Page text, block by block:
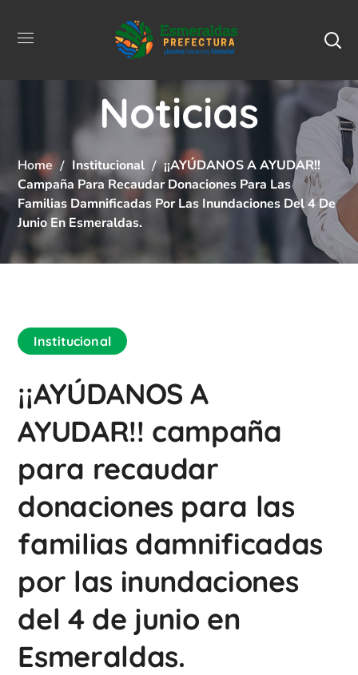
Noticias
Home Institucional
¡¡AYÚDANOS A AYUDAR!!
Campaña Para Recaudar Donaciones Para Las
Familias Damnificadas Por Las Inundaciones Del 4 De
Junio En Esmeraldas.
Institucional
¡¡AYÚDANOS A
AYUDAR!! campaña
para recaudar
donaciones para las
familias damnificadas
por las inundaciones
del 4 de junio en
Esmeraldas.